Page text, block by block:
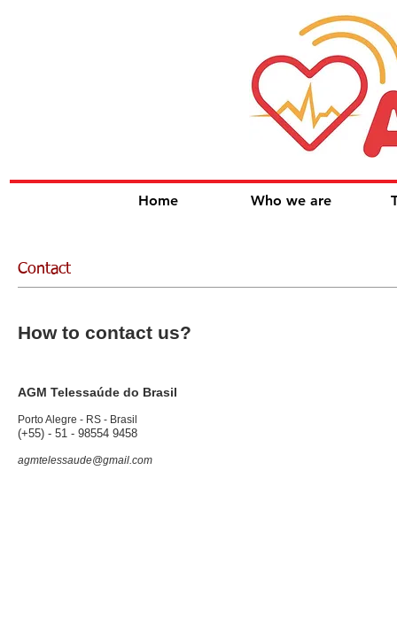
Home Who we are
Contact
How to contact us?
AGM Telessaúde do Brasil
Porto Alegre - RS - Brasil
(+55) - 51 - 98554 9458
agmtelessaude@gmail.com